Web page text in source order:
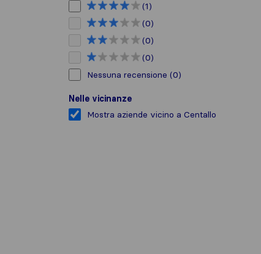
(1)
(0)
(0)
(0)
Nessuna recensione (0)
Nelle vicinanze
Mostra aziende vicino a Centallo